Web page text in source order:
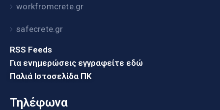
workfromcrete.gr
safecrete.gr
RSS Feeds
Για ενημερώσεις εγγραφείτε εδώ
Παλιά Ιστοσελίδα ΠΚ
Τηλέφωνα